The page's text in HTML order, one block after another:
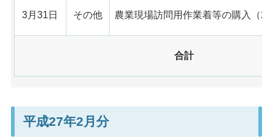
3月31日 その他 農業現場訪問用作業着等の購入（2
合計
平成27年2月分